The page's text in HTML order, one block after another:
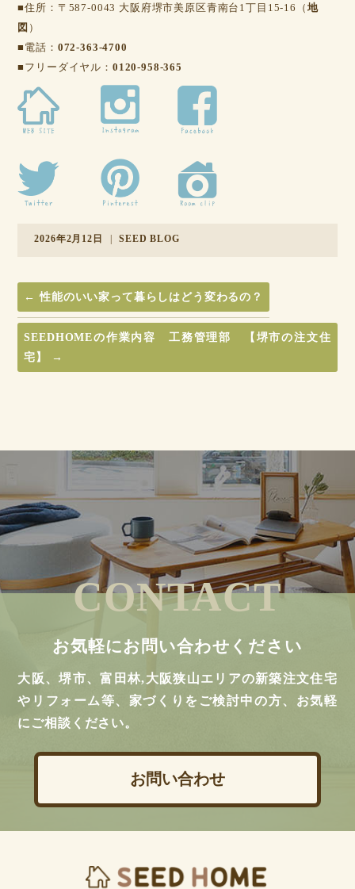
■住所：〒587-0043 大阪府堺市美原区青南台1丁目15-16（ 地
図 ）
■電話： 072-363-4700
■フリーダイヤル： 0120-958-365
2026年2月12日 | SEED BLOG
← 性能のいい家って暮らしはどう変わるの？
SEEDHOMEの作業内容 工務管理部 【堺市の注文住
宅】
→
CONTACT
お気軽にお問い合わせください
大阪、堺市、富田林,大阪狭山エリアの新築注文住宅
やリフォーム等、家づくりをご検討中の方、お気軽
にご相談ください。
お問い合わせ